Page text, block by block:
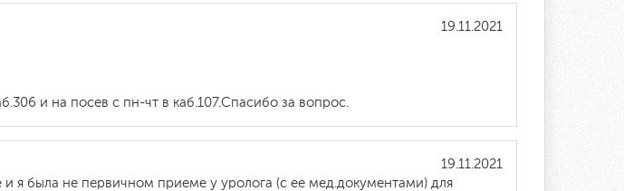
19.11.2021
и на посев с пн-чт в каб.107.Спасибо за вопрос.
19.11.2021
я была не первичном приеме у уролога (с ее мед.документами) для